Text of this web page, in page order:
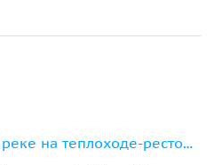
Ройал-круиз по Москве реке на теплоходе-ресторане